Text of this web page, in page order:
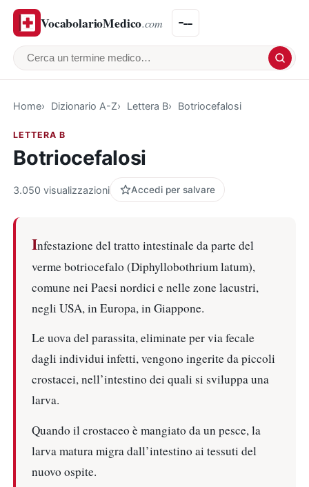
VocabolarioMedico.com
Cerca un termine medico
Home Dizionario A-Z Lettera B Botriocefalosi
LETTERA B
Botriocefalosi
3.050 visualizzazioni Accedi per salvare
Infestazione del tratto intestinale da parte del
verme botriocefalo (Diphyllobothrium latum),
comune nei Paesi nordici e nelle zone lacustri,
negli USA, in Europa, in Giappone.
Le uova del parassita, eliminate per via fecale
dagli individui infetti, vengono ingerite da piccoli
crostacei, nell’intestino dei quali si sviluppa una
larva.
Quando il crostaceo è mangiato da un pesce, la
larva matura migra dall’intestino ai tessuti del
nuovo ospite.